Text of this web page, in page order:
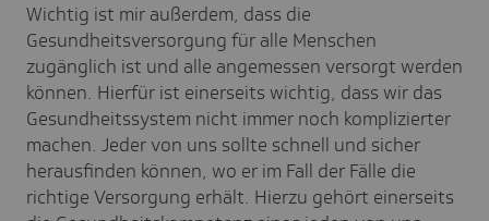
Wichtig ist mir außerdem, dass die
Gesundheitsversorgung für alle Menschen
zugänglich ist und alle angemessen versorgt werden
können. Hierfür ist einerseits wichtig, dass wir das
Gesundheitssystem nicht immer noch komplizierter
machen. Jeder von uns sollte schnell und sicher
herausfinden können, wo er im Fall der Fälle die
richtige Versorgung erhält. Hierzu gehört einerseits